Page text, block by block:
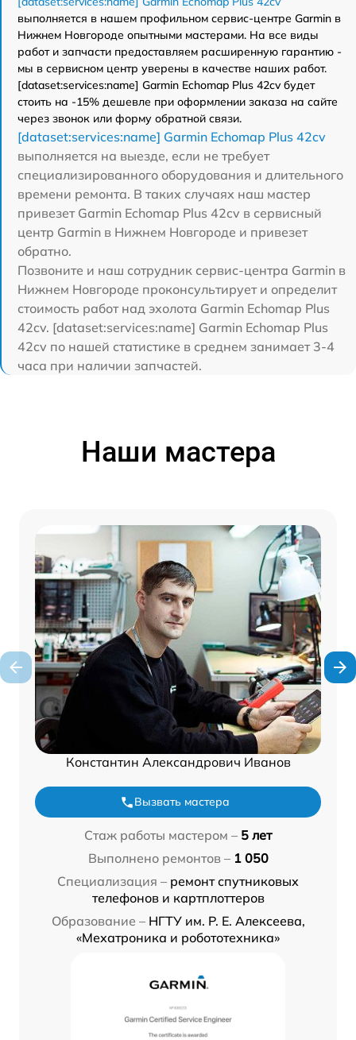
выполняется в нашем профильном сервис-центре Garmin в
Нижнем Новгороде опытными мастерами. На все виды
работ и запчасти предоставляем расширенную гарантию -
мы в сервисном центр уверены в качестве наших работ.
[dataset:services:name] Garmin Echomap Plus 42cv будет
стоить на -15% дешевле при оформлении заказа на сайте
через звонок или форму обратной связи.
[dataset:services:name] Garmin Echomap Plus 42cv
выполняется на выезде, если не требует
специализированного оборудования и длительного
времени ремонта. В таких случаях наш мастер
привезет Garmin Echomap Plus 42cv в сервисный
центр Garmin в Нижнем Новгороде и привезет
обратно.
Позвоните и наш сотрудник сервис-центра Garmin в
Нижнем Новгороде проконсультирует и определит
стоимость работ над эхолота Garmin Echomap Plus
42cv. [dataset:services:name] Garmin Echomap Plus
42cv по нашей статистике в среднем занимает 3-4
часа при наличии запчастей.
Наши мастера
Константин Александрович Иванов
Вызвать мастера
Стаж работы мастером – 5 лет
Выполнено ремонтов – 1 050
Специализация – ремонт спутниковых
телефонов и картплоттеров
Образование – НГТУ им. Р. Е. Алексеева,
«Мехатроника и робототехника»